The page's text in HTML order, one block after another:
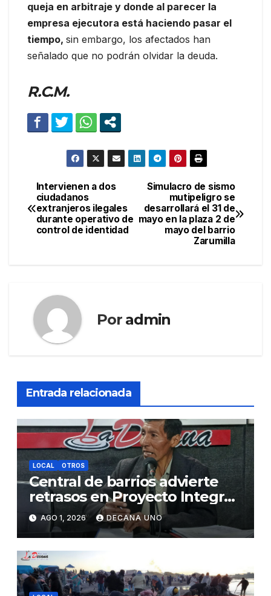
queja en arbitraje y donde al parecer la
empresa ejecutora está haciendo pasar el
tiempo, sin embargo, los afectados han
señalado que no podrán olvidar la deuda.
R.C.M.
Navegación
de
Simulacro de sismo
mutipeligro se
desarrollará el 31 de
mayo en la plaza 2 de
mayo del barrio
Zarumilla
Intervienen a dos
ciudadanos
extranjeros ilegales
durante operativo de
control de identidad
Por admin
Entrada relacionada
LOCAL OTROS
Central de barrios advierte
retrasos en Proyecto Integral
de Agua y Alcantarillado para
Juliaca
AGO 1, 2026 DECANA UNO